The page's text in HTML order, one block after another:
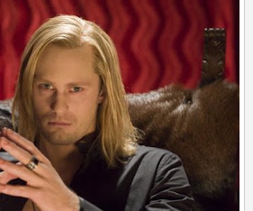
de la ficción